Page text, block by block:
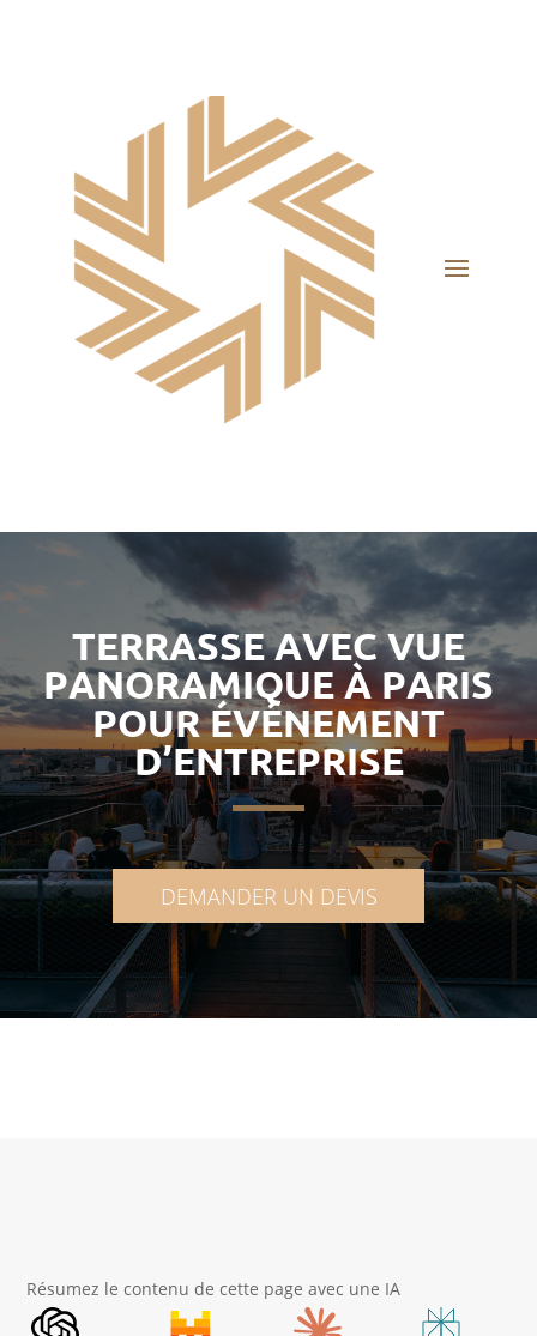
TERRASSE AVEC VUE
PANORAMIQUE À PARIS
POUR ÉVÉNEMENT
D’ENTREPRISE
DEMANDER UN DEVIS
Résumez le contenu de cette page avec une IA